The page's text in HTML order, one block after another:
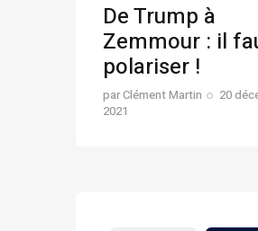
De Trump à
Zemmour : il
polariser !
parClément Martin
20
2021